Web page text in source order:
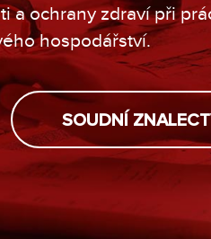
a ochrany zdraví při
hospodářství.
SOUDNÍ